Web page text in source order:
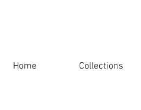
Home Collections